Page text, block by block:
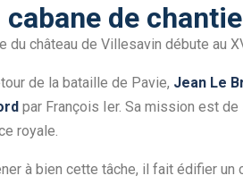
cabane de
du château de Villesavin débute au
de la bataille de Pavie, Jean Le
par François Ier. Sa mission est
royale.
à bien cette tâche, il fait édifier